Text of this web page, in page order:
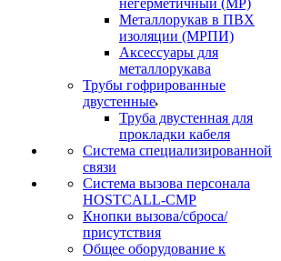
негерметичный (МР)
Металлорукав в ПВХ
изоляции (МРПИ)
Аксессуары для
металлорукава
Трубы гофрированные
двустенные
Труба двустенная для
прокладки кабеля
Система специализированной
связи
Cистема вызова персонала
HOSTCALL-CMP
Кнопки вызова/сброса/
присутствия
Общее оборудование к